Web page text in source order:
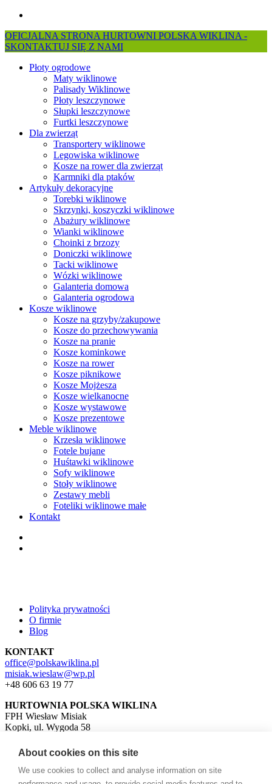
OFICJALNA STRONA HURTOWNI POLSKA WIKLINA -
SKONTAKTUJ SIĘ Z NAMI
Płoty ogrodowe
Maty wiklinowe
Palisady Wiklinowe
Płoty leszczynowe
Słupki leszczynowe
Furtki leszczynowe
Dla zwierząt
Transportery wiklinowe
Legowiska wiklinowe
Kosze na rower dla zwierząt
Karmniki dla ptaków
Artykuły dekoracyjne
Torebki wiklinowe
Skrzynki, koszyczki wiklinowe
Abażury wiklinowe
Wianki wiklinowe
Choinki z brzozy
Doniczki wiklinowe
Tacki wiklinowe
Wózki wiklinowe
Galanteria domowa
Galanteria ogrodowa
Kosze wiklinowe
Kosze na grzyby/zakupowe
Kosze do przechowywania
Kosze na pranie
Kosze kominkowe
Kosze na rower
Kosze piknikowe
Kosze Mojżesza
Kosze wielkanocne
Kosze wystawowe
Kosze prezentowe
Meble wiklinowe
Krzesła wiklinowe
Fotele bujane
Huśtawki wiklinowe
Sofy wiklinowe
Stoły wiklinowe
Zestawy mebli
Foteliki wiklinowe małe
Kontakt
Polityka prywatności
O firmie
Blog
KONTAKT
office@polskawiklina.pl
misiak.wieslaw@wp.pl
+48 606 63 19 77
HURTOWNIA POLSKA WIKLINA
FPH Wiesław Misiak
Kopki, ul. Wygoda 58
About cookies on this site
We use cookies to collect and analyse information on site